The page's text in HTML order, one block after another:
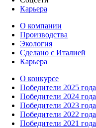
Карьера
О компании
Производства
Экология
Сделано с Италией
Карьера
О конкурсе
Победители 2025 года
Победители 2024 года
Победители 2023 года
Победители 2022 года
Победители 2021 года